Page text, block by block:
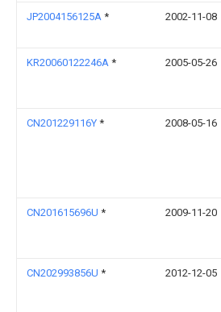
JP2004156125A * 2002-11-08
KR20060122246A * 2005-05-26
CN201229116Y * 2008-05-16
CN201615696U * 2009-11-20
CN202993856U * 2012-12-05